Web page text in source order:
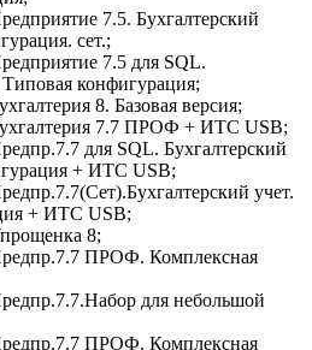
7.5. Бухгалтерский
сет.;
7.5 для SQL.
конфигурация;
8. Базовая версия;
7.7 ПРОФ + ИТС USB;
для SQL. Бухгалтерский
+ ИТС USB;
учет.
+ ИТС USB;
8;
ПРОФ. Комплексная
для небольшой
ПРОФ. Комплексная